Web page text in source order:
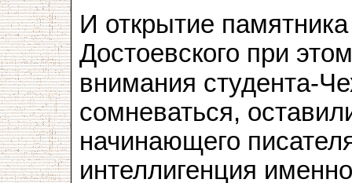
И открытие
Достоевского при
внимания студента-
сомневаться,
начинающего
интеллигенция